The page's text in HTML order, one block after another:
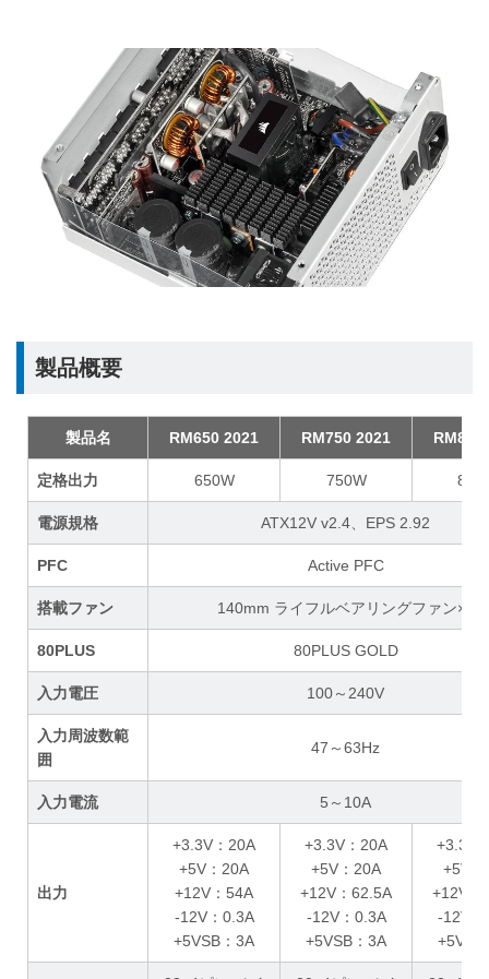
製品概要
製品名 RM650 2021 RM750 2021 RM850
定格出力 650W 750W
電源規格 ATX12V v2.4、EPS 2.92
PFC Active PFC
搭載ファン 140mm ライフルベアリングファン×1
80PLUS 80PLUS GOLD
入力電圧 100～240V
入力周波数範
囲
47～63Hz
入力電流 5～10A
出力
+3.3V：20A
+5V：20A
+12V：54A
-12V：0.3A
+5VSB：3A
+3.3V：20A
+5V：20A
+12V：62.5A
-12V：0.3A
+5VSB：3A
+3.3V
+5V：
+12V：
-12V
+5VSB